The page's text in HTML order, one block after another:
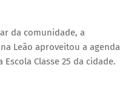
da comunidade, a
Leão aproveitou a agenda
Classe 25 da cidade.